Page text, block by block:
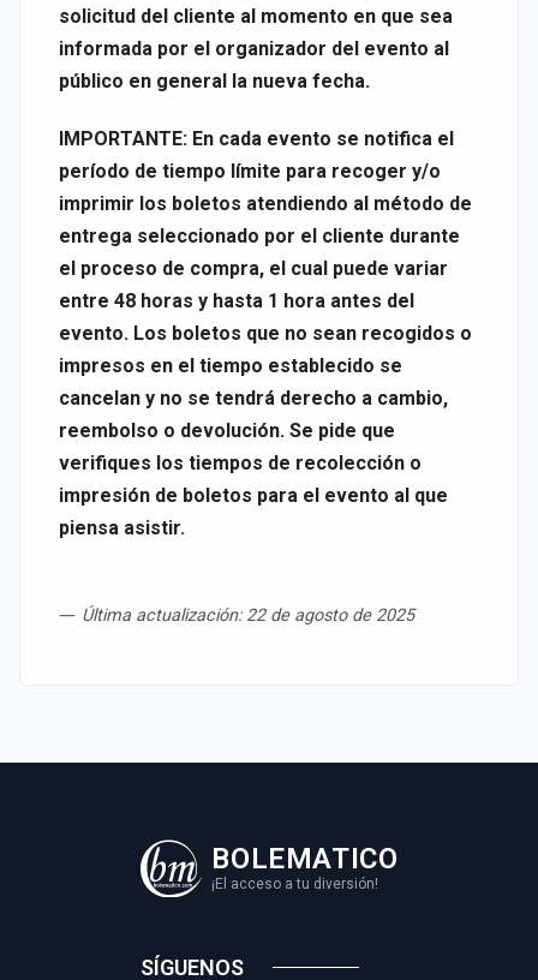
solicitud del cliente al momento en que sea
informada por el organizador del evento al
público en general la nueva fecha.
IMPORTANTE: En cada evento se notifica el
período de tiempo límite para recoger y/o
imprimir los boletos atendiendo al método de
entrega seleccionado por el cliente durante
el proceso de compra, el cual puede variar
entre 48 horas y hasta 1 hora antes del
evento. Los boletos que no sean recogidos o
impresos en el tiempo establecido se
cancelan y no se tendrá derecho a cambio,
reembolso o devolución. Se pide que
verifiques los tiempos de recolección o
impresión de boletos para el evento al que
piensa asistir.
― Última actualización: 22 de agosto de 2025
BOLEMATICO
¡El acceso a tu diversión!
SÍGUENOS